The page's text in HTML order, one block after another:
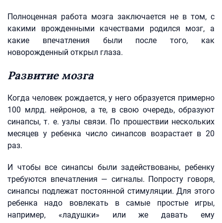
Полноценная работа мозга заключается не в том, с
какими врожденными качествами родился мозг, а
какие впечатления были после того, как
новорожденный открыл глаза.
Развитие мозга
Когда человек рождается, у него образуется примерно
100 млрд. нейронов, а те, в свою очередь, образуют
синапсы, т. е. узлы связи. По прошествии нескольких
месяцев у ребенка число синапсов возрастает в 20
раз.
И чтобы все синапсы были задействованы, ребенку
требуются впечатления — сигналы. Попросту говоря,
синапсы подлежат постоянной стимуляции. Для этого
ребенка надо вовлекать в самые простые игры,
например, «ладушки» или же давать ему